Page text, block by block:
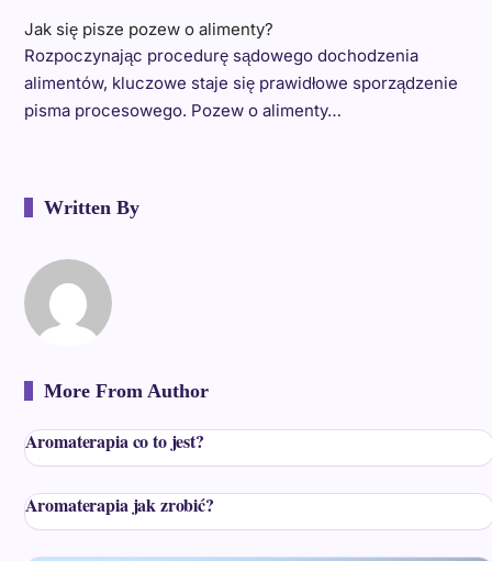
Jak się pisze pozew o alimenty?
Rozpoczynając procedurę sądowego dochodzenia
alimentów, kluczowe staje się prawidłowe sporządzenie
pisma procesowego. Pozew o alimenty…
Written By
More From Author
Aromaterapia co to jest?
Aromaterapia jak zrobić?